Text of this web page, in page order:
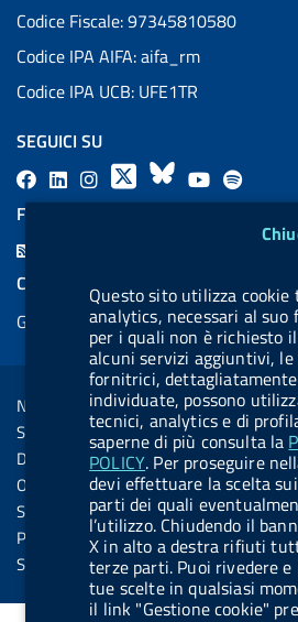
Questo sito utilizza cookie
analytics, necessari al suo
per i quali non è richiesto
alcuni servizi aggiuntivi,
fornitrici,
individuate, possono
tecnici, analytics e di
saperne di più consulta la
POLICY. Per proseguire
devi effettuare la scelta
parti dei quali
l’utilizzo. Chiudendo il
X in alto a destra rifiuti
terze parti. Puoi rivedere
tue scelte in qualsiasi
il link "Gestione cookie"
Codice Fiscale: 97345810580
Codice IPA AIFA: aifa_rm
Codice IPA UCB: UFE1TR
SEGUICI SU
F
a
L
i
a
l
.
b
u
t
t
o
n
.
i
n
X
B
l
s
k
y
Y
o
u
b
e
l
a
l
.
b
u
t
t
o
n
.
s
p
FEED RSS
COOKIES
Gestione cookie
Sezione Link Utili
Note legali
Social Media Policy
Dichiarazione di accessibilità
Obiettivi di accessibilità
Statistiche sito
Privacy
Servizi Online